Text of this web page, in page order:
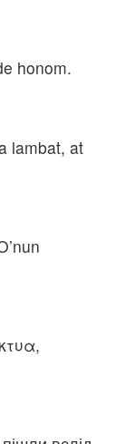
honom.
lambat, at